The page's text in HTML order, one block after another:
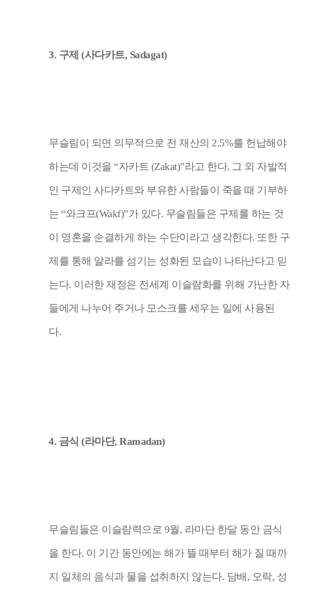
3. 구제 (사다카트, Sadagat)
무슬림이 되면 의무적으로 전 재산의 2.5%를 헌납해야
하는데 이것을 “자카트 (Zakat)”라고 한다. 그 외 자발적
인 구제인 사다카트와 부유한 사람들이 죽을 때 기부하
는 “와크프(Wakf)”가 있다. 무슬림들은 구제를 하는 것
이 영혼을 순결하게 하는 수단이라고 생각한다. 또한 구
제를 통해 알라를 섬기는 성화된 모습이 나타난다고 믿
는다. 이러한 재정은 전세계 이슬람화를 위해 가난한 자
들에게 나누어 주거나 모스크를 세우는 일에 사용된
다.
4. 금식 (라마단, Ramadan)
무슬림들은 이슬람력으로 9월, 라마단 한달 동안 금식
을 한다. 이 기간 동안에는 해가 뜰 때부터 해가 질 때까
지 일체의 음식과 물을 섭취하지 않는다. 담배 , 오락, 성